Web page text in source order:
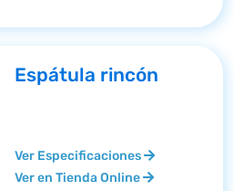
Espátula rincón
Ver Especificaciones
Ver en Tienda Online